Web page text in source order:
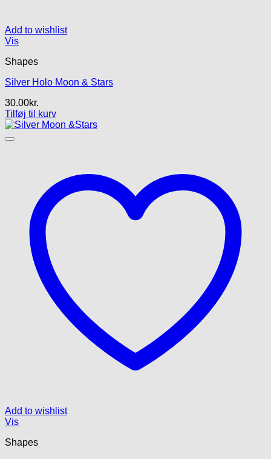
Add to wishlist
Vis
Shapes
Silver Holo Moon & Stars
30.00kr.
Tilføj til kurv
Add to wishlist
Vis
Shapes